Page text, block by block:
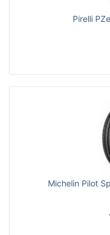
Pirelli
Michelin Pilot